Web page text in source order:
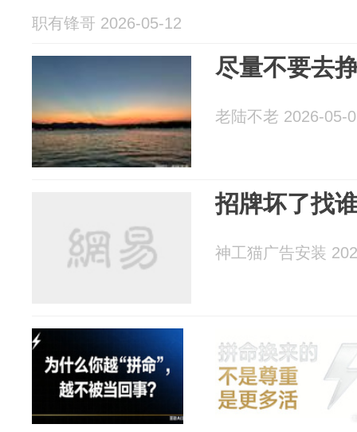
职有锋哥 2026-05-12
尽量不要去
老陆不老 2026-05-
招牌坏了找
神工猫广告安装